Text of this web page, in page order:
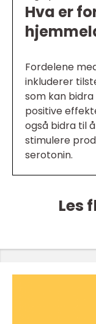
Hva er
Fordelene
inkluderer
som kan
positive
også bidra til
stimulere
serotonin.
Les